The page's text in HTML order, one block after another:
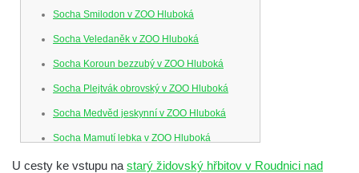
Socha Smilodon v ZOO Hluboká
Socha Veledaněk v ZOO Hluboká
Socha Koroun bezzubý v ZOO Hluboká
Socha Plejtvák obrovský v ZOO Hluboká
Socha Medvěd jeskynní v ZOO Hluboká
Socha Mamutí lebka v ZOO Hluboká
Socha Mamut srstnatý v ZOO Hluboká
U cesty ke vstupu na starý židovský hřbitov v Roudnici nad